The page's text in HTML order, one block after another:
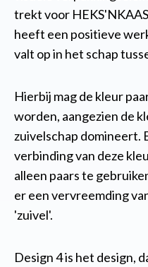
trekt voor
heeft een positieve
valt op in het schap
Hierbij mag de kleur
worden, aangezien de
zuivelschap domineert.
verbinding van deze
alleen paars te
er een vervreemding
'zuivel'.
Design 4 is het design,